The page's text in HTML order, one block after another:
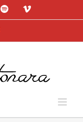
SpotifyVimeo